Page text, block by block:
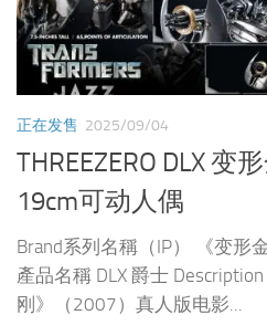
正在发售 2025/09/04
THREEZERO DLX 变
19cm可动人偶
Brand系列名稱（IP） 《变形
產品名稱 DLX 爵士
刚》（2007）真人版电影...